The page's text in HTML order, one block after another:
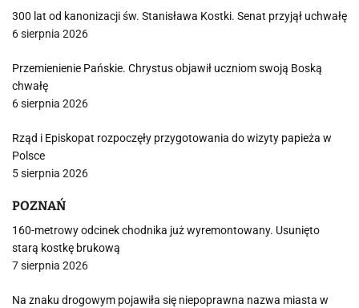
300 lat od kanonizacji św. Stanisława Kostki. Senat przyjął uchwałę
6 sierpnia 2026
Przemienienie Pańskie. Chrystus objawił uczniom swoją Boską
chwałę
6 sierpnia 2026
Rząd i Episkopat rozpoczęły przygotowania do wizyty papieża w
Polsce
5 sierpnia 2026
POZNAŃ
160-metrowy odcinek chodnika już wyremontowany. Usunięto
starą kostkę brukową
7 sierpnia 2026
Na znaku drogowym pojawiła się niepoprawna nazwa miasta w